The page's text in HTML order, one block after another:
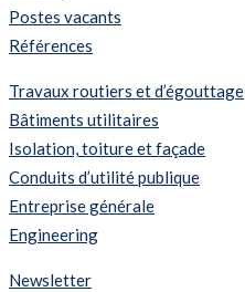
Postes vacants
Références
Travaux routiers et d’égouttage
Bâtiments utilitaires
Isolation, toiture et façade
Conduits d’utilité publique
Entreprise générale
Engineering
Newsletter